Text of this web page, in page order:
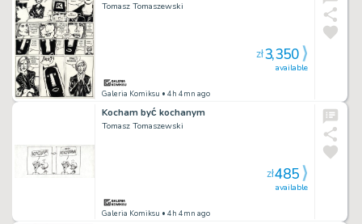
Tomasz Tomaszewski
Galeria Komiksu • 4h 4mn ago
available
zł3,350
Kocham być kochanym
Tomasz Tomaszewski
Galeria Komiksu • 4h 4mn ago
available
zł485